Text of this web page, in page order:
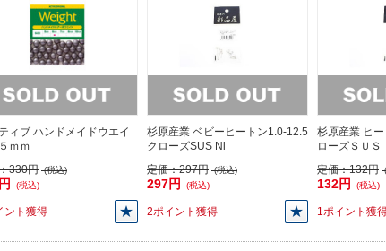
ィブ ハンドメイドウエイ
ｍｍ
330円 (税込)
(税込)
ント獲得
杉原産業 ベビーヒートン1.0-12.5
クローズSUS Ni
定価：297円 (税込)
297円 (税込)
2ポイント獲得
杉原産業 ヒ
ローズＳＵＳ
定価：132円 (
132円 (税込)
1ポイント獲